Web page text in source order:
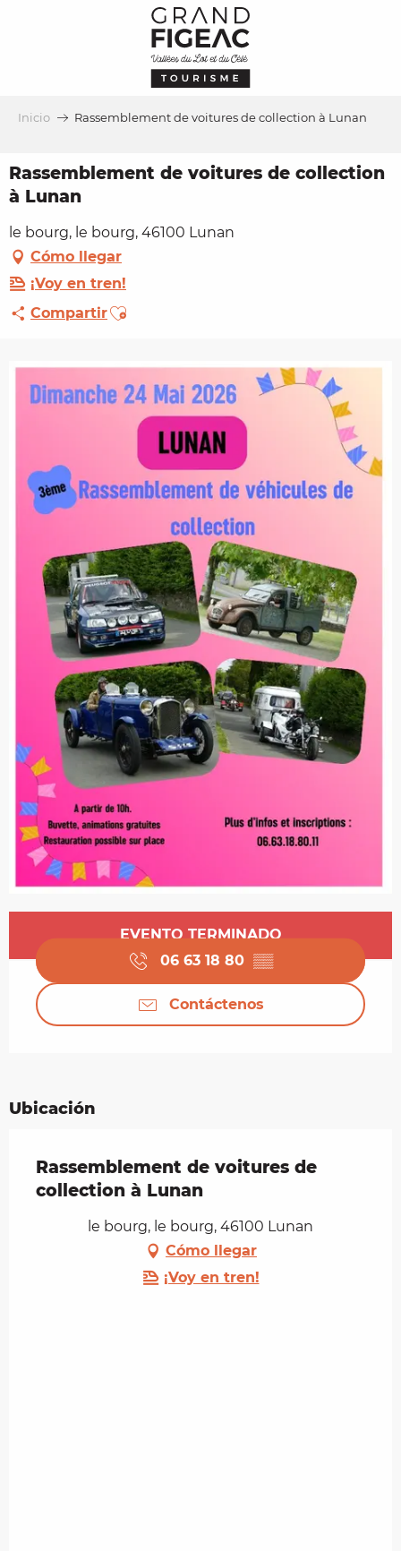
Inicio Rassemblement de voitures de collection à Lunan
Rassemblement de voitures de collection
à Lunan
le bourg, le bourg, 46100 Lunan
Cómo llegar
¡Voy en tren!
CompartirAjouter aux favoris
Horarios y datos de contacto
EVENTO TERMINADO
06 63 18 80 ▒▒
Contáctenos
Ubicación
Rassemblement de voitures de
collection à Lunan
le bourg, le bourg, 46100 Lunan
Cómo llegar
¡Voy en tren!